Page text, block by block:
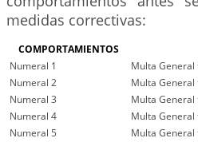
medidas correctivas:
COMPORTAMIENTOS
Numeral 1
Multa General
Numeral 2
Multa General
Numeral 3
Multa General
Numeral 4
Multa General
Numeral 5
Multa General